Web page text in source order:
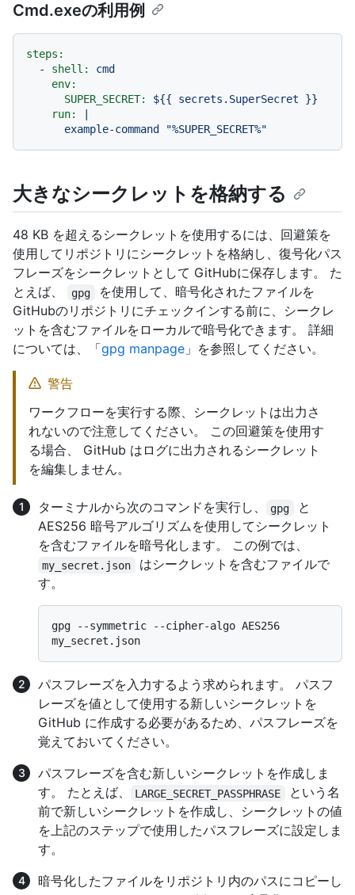
Cmd.exeの利用例
steps:
-
shell:
cmd
env:
SUPER_SECRET:
${{ secrets.SuperSecret
}}
run:
大きなシークレットを格納する
48 KB を超えるシークレットを使用するには、回避策を
使用してリポジトリにシークレットを格納し、復号化パス
フレーズをシークレットとして GitHubに保存します。 た
とえば、
gpg
を使用して、暗号化されたファイルを
GitHubのリポジトリにチェックインする前に、シークレ
ットを含むファイルをローカルで暗号化できます。 詳細
については、「gpg manpage 」を参照してください。
警告
ワークフローを実行する際、シークレットは出力さ
れないので注意してください。 この回避策を使用す
る場合、 GitHub はログに出力されるシークレット
を編集しません。
ターミナルから次のコマンドを実行し、 gpg
と
AES256 暗号アルゴリズムを使用してシークレット
を含むファイルを暗号化します。 この例では、
my_secret.json
はシークレットを含むファイルで
す。
gpg --symmetric --cipher-algo AES256
パスフレーズを入力するよう求められます。 パスフ
レーズを値として使用する新しいシークレットを
GitHub に作成する必要があるため、パスフレーズを
覚えておいてください。
パスフレーズを含む新しいシークレットを作成しま
す。 たとえば、
LARGE_SECRET_PASSPHRASE
という名
前で新しいシークレットを作成し、シークレットの値
を上記のステップで使用したパスフレーズに設定しま
す。
暗号化したファイルをリポジトリ内のパスにコピーし